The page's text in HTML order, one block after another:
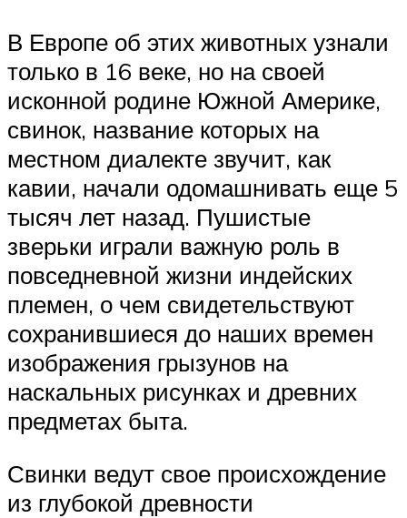
В Европе об этих животных узнали
только в 16 веке, но на своей
исконной родине Южной Америке,
свинок, название которых на
местном диалекте звучит, как
кавии, начали одомашнивать еще 5
тысяч лет назад. Пушистые
зверьки играли важную роль в
повседневной жизни индейских
племен, о чем свидетельствуют
сохранившиеся до наших времен
изображения грызунов на
наскальных рисунках и древних
предметах быта.
Свинки ведут свое происхождение
из глубокой древности